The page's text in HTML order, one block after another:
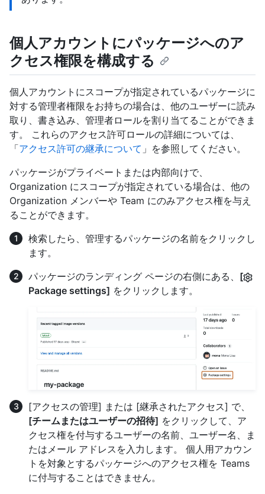
個人アカウントにパッケージへのア
クセス権限を構成する
個人アカウントにスコープが指定されているパッケージに
対する管理者権限をお持ちの場合は、他のユーザーに読み
取り、書き込み、管理者ロールを割り当てることができま
す。 これらのアクセス許可ロールの詳細については、
「アクセス許可の継承について 」を参照してください。
パッケージがプライベートまたは内部向けで、
Organization にスコープが指定されている場合は、他の
Organization メンバーや Team にのみアクセス権を与え
ることができます。
検索したら、管理するパッケージの名前をクリックし
ます。
パッケージのランディング ページの右側にある、 [
Package settings] をクリックします。
[アクセスの管理] または [継承されたアクセス] で、
[チームまたはユーザーの招待] をクリックして、ア
クセス権を付与するユーザーの名前、ユーザー名、ま
たはメール アドレスを入力します。 個人用アカウン
トを対象とするパッケージへのアクセス権を Teams
に付与することはできません。